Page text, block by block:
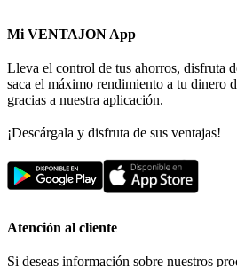
Mi VENTAJON App
Lleva el control de tus ahorros, disfruta
saca el máximo rendimiento a tu dinero
gracias a nuestra aplicación.
¡Descárgala y disfruta de sus ventajas!
Atención al cliente
Si deseas información sobre nuestros